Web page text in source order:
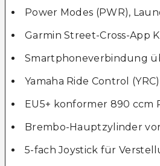
Power Modes (PWR),
Garmin Street-Cross-App
Smartphoneverbindung
Yamaha Ride Control
EU5+ konformer 890 ccm
Brembo-Hauptzylinder
5-fach Joystick für